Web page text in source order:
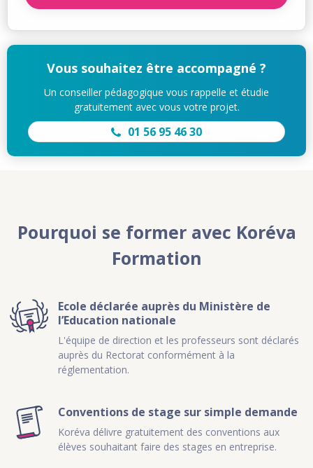
Vous souhaitez être accompagné ?
Un conseiller pédagogique vous rappelle et étudie
gratuitement avec vous votre projet.
01 56 95 46 30
Pourquoi se former avec Koréva
Formation
Ecole déclarée auprès du Ministère de
l’Education nationale
L'équipe de direction et les professeurs sont déclarés
auprès du Rectorat conformément à la
réglementation.
Conventions de stage sur simple demande
Koréva délivre gratuitement des conventions aux
élèves souhaitant faire des stages en entreprise.